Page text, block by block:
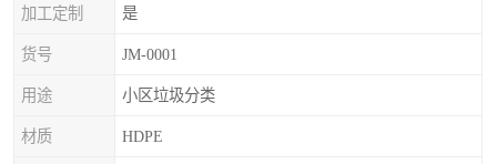
加工定制 是
货号 JM-0001
用途 小区垃圾分类
材质 HDPE